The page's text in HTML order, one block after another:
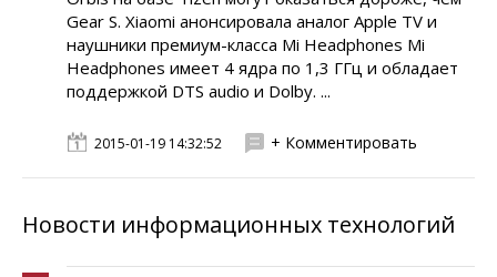
Gear S. Xiaomi анонсировала аналог Apple TV и
наушники премиум-класса Mi Headphones Mi
Headphones имеет 4 ядра по 1,3 ГГц и обладает
поддержкой DTS audio и Dolby. ...
2015-01-19 14:32:52 + Комментировать
Новости информационных технологий